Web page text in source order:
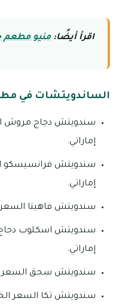
اقرأ أيضًا:منيو مطعم
الساندويتشات في
إماراتي.
إماراتي.
سندويتش فاهيتا السعر الخاص به
إماراتي.
سندويتش سجق السعر الخاص به
سندويتش تكا السعر الخاص به هو: